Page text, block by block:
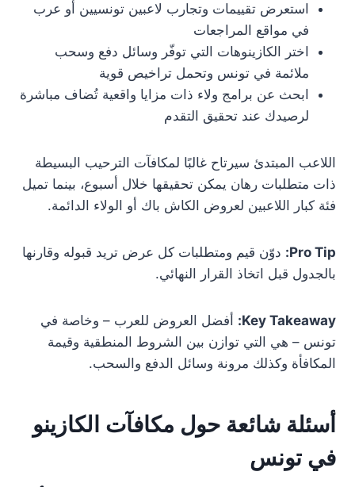
استعرض تقييمات وتجارب لاعبين تونسيين أو عرب
في مواقع المراجعات
اختر الكازينوهات التي توفّر وسائل دفع وسحب
ملائمة في تونس وتحمل تراخيص قوية
ابحث عن برامج ولاء ذات مزايا واقعية تُضاف مباشرة
لرصيدك عند تحقيق التقدم
اللاعب المبتدئ سيرتاح غالبًا لمكافآت الترحيب البسيطة
ذات متطلبات رهان يمكن تحقيقها خلال أسبوع، بينما تميل
فئة كبار اللاعبين لعروض الكاش باك أو الولاء الدائمة.
Pro Tip: دوّن قيم ومتطلبات كل عرض تريد قبوله وقارنها
بالجدول قبل اتخاذ القرار النهائي.
Key Takeaway:
أفضل العروض للعرب – وخاصة في
تونس – هي التي توازن بين الشروط المنطقية وقيمة
المكافأة وكذلك مرونة وسائل الدفع والسحب.
أسئلة شائعة حول مكافآت الكازينو
في تونس